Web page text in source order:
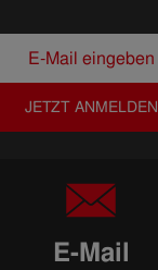
JETZT ANMELDEN
E-Mail